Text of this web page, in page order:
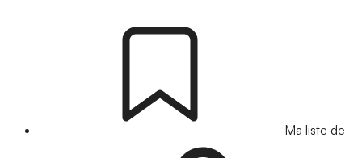
Ma liste de